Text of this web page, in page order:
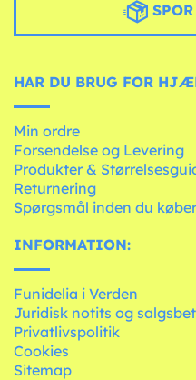
SPOR
HAR DU BRUG FOR
Min ordre
Forsendelse og Levering
Produkter &
Returnering
Spørgsmål inden du køber
INFORMATION:
Funidelia i Verden
Juridisk notits og
Privatlivspolitik
Cookies
Sitemap